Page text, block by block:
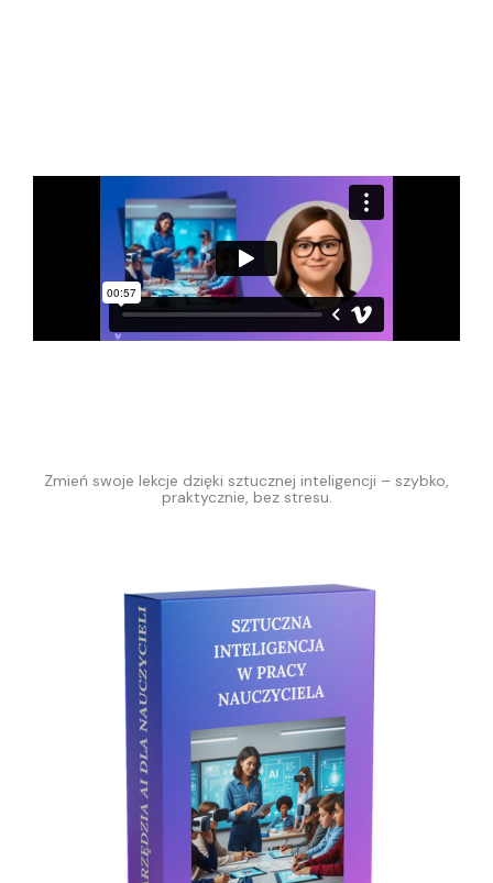
Zmień swoje lekcje dzięki sztucznej inteligencji – szybko,
praktycznie, bez stresu.